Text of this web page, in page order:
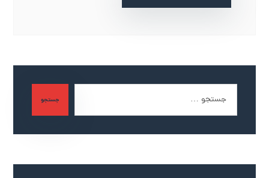
جستجو